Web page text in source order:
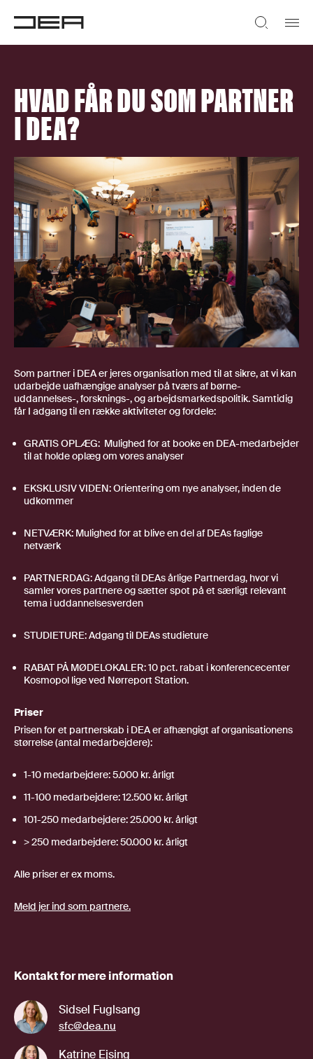
HVAD FÅR DU SOM PARTNER
I DEA?
Som partner i DEA er jeres organisation med til at sikre, at vi kan
udarbejde uafhængige analyser på tværs afbørne-
uddannelses-, forsknings-, og arbejdsmarkedspolitik. Samtidig
får I adgang til en række aktiviteter og fordele:
GRATIS OPLÆG: Mulighed for at booke en DEA-medarbejder
til at holde oplæg om vores analyser
EKSKLUSIV VIDEN: Orientering om nye analyser, inden de
udkommer
NETVÆRK: Mulighed for at blive en del af DEAs faglige
netværk
PARTNERDAG: Adgang til DEAs årlige Partnerdag, hvor vi
samler vores partnere og sætter spot på et særligt relevant
tema i uddannelsesverden
STUDIETURE: Adgang til DEAs studieture
RABAT PÅ MØDELOKALER: 10 pct. rabat i konferencecenter
Kosmopol lige ved Nørreport Station.
Priser
Prisen for et partnerskab i DEA er afhængigt af organisationens
størrelse (antal medarbejdere):
1-10 medarbejdere: 5.000 kr. årligt
11-100 medarbejdere: 12.500 kr. årligt
101-250 medarbejdere: 25.000 kr. årligt
> 250 medarbejdere: 50.000 kr. årligt
Alle priser er ex moms.
Meld jer ind som partnere.
Kontakt for mere information
Sidsel Fuglsang
sfc@dea.nu
Katrine Ejsing